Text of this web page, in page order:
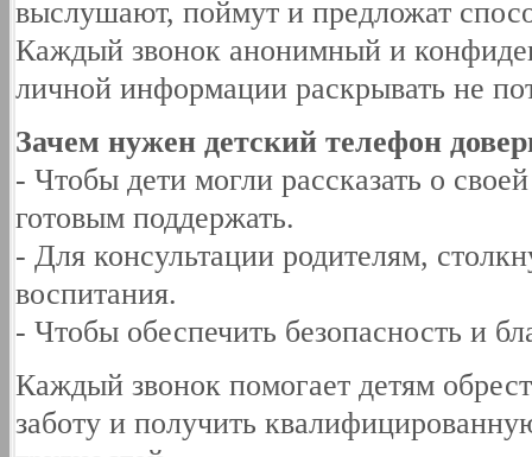
выслушают, поймут и предложат
Каждый звонок анонимный и
личной информации раскрывать не
Зачем нужен детский телефон
- Чтобы дети могли рассказать о
готовым поддержать.
- Для консультации родителям,
воспитания.
- Чтобы обеспечить безопасность и
Каждый звонок помогает детям
заботу и получить